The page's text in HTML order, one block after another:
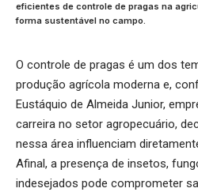
eficientes de controle de pragas na
forma sustentável no campo.
O controle de pragas é um dos
produção agrícola moderna e,
Eustáquio de Almeida Junior,
carreira no setor agropecuário,
nessa área influenciam
Afinal, a presença de insetos,
indesejados pode comprometer